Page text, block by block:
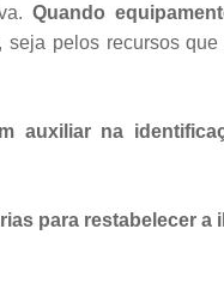
Quando
pelos recursos
auxiliar na
para restabelecer a